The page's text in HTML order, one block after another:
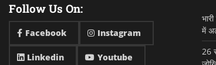
Follow Us On:
Facebook Instagram
Linkedin Youtube
में
26